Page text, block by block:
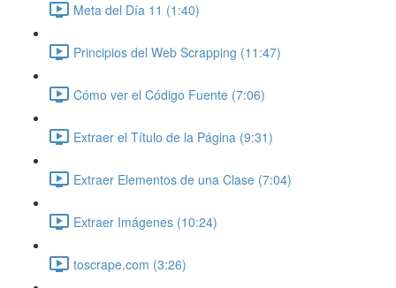
Meta del Día 11 (1:40)
Principios del Web Scrapping (11:47)
Cómo ver el Código Fuente (7:06)
Extraer el Título de la Página (9:31)
Extraer Elementos de una Clase (7:04)
Extraer Imágenes (10:24)
toscrape.com (3:26)